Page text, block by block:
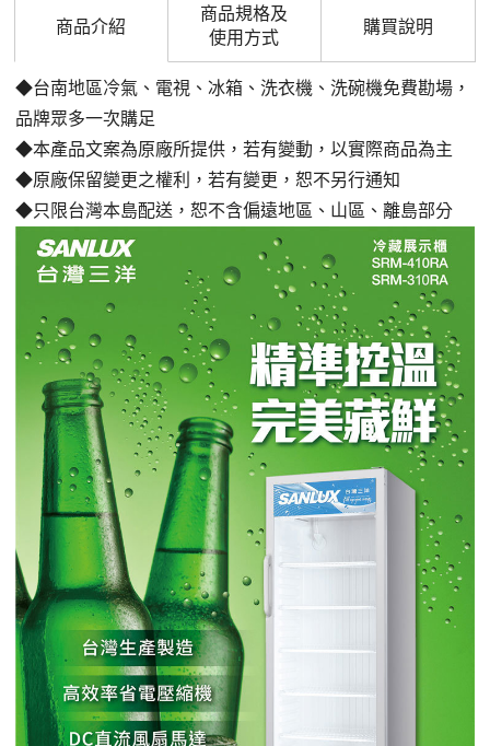
商品介紹
商品規格及
使用方式
購買說明
◆台南地區冷氣、電視、冰箱、洗衣機、洗碗機免費勘場，
品牌眾多一次購足
◆本產品文案為原廠所提供，若有變動，以實際商品為主
◆原廠保留變更之權利，若有變更，恕不另行通知
◆只限台灣本島配送，恕不含偏遠地區、山區、離島部分